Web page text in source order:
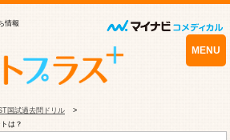
情報
MENU
国試過去問ドリル
は？